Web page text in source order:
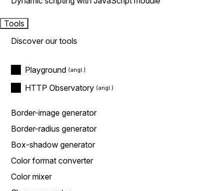
Tools
Discover our tools
Playground
HTTP Observatory
Border-image generator
Border-radius generator
Box-shadow generator
Color format converter
Color mixer